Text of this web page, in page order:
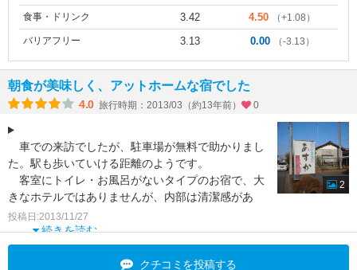
食事・ドリンク 3.42 4.50 （+1.08）
バリアフリー 3.13 0.00 （-3.13）
朝食が美味しく、アットホームな宿でした
4.0 旅行時期：2013/03（約13年前） 0
車での来訪でしたが、駐車場が無料で助かりまし
た。駅も歩いていける距離のようです。
客室にトイレ・お風呂がないタイプのお宿で、大
きなホテルではありませんが、内部は清潔感があ
り、お布団も良質でしたの
続きを読む
投稿日:2013/11/27
2
クチコミを投稿する